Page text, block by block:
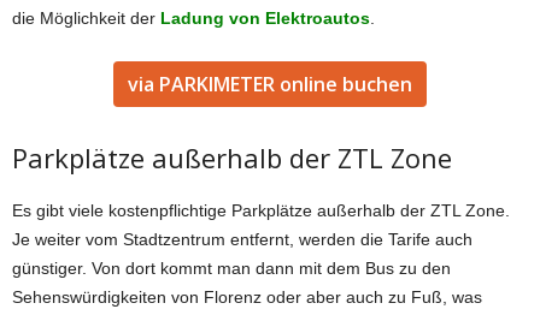
die Möglichkeit der Ladung von Elektroautos
via PARKIMETER online buchen
Parkplätze außerhalb der ZTL Zone
Es gibt viele kostenpflichtige Parkplätze außerhalb der ZTL Zone.
Je weiter vom Stadtzentrum entfernt, werden die Tarife auch
günstiger. Von dort kommt man dann mit dem Bus zu den
Sehenswürdigkeiten von Florenz oder aber auch zu Fuß, was